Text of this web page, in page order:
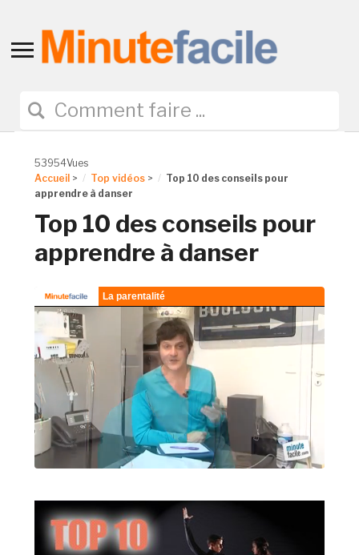
Toggle
navigation
53954Vues
Accueil > Top vidéos >
Top 10 des conseils pour
apprendre à danser
Top 10 des conseils pour
apprendre à danser